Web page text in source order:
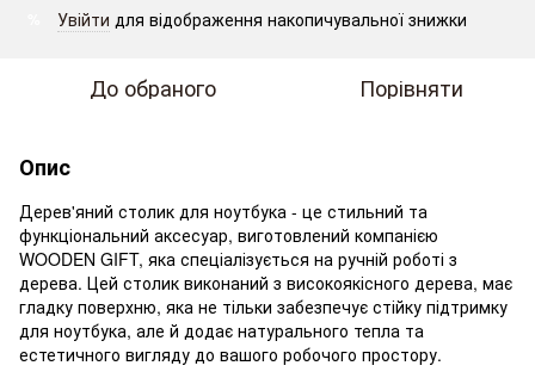
Увійти для відображення накопичувальної знижки
До обраного Порівняти
Опис
Дерев'яний столик для ноутбука - це стильний та
функціональний аксесуар, виготовлений компанією
WOODEN GIFT, яка спеціалізується на ручній роботі з
дерева. Цей столик виконаний з високоякісного дерева, має
гладку поверхню, яка не тільки забезпечує стійку підтримку
для ноутбука, але й додає натурального тепла та
естетичного вигляду до вашого робочого простору.